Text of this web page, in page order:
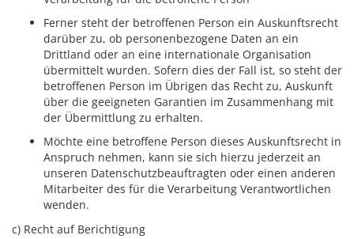
Ferner steht der betroffenen Person ein Auskunftsrecht
darüber zu, ob personenbezogene Daten an ein
Drittland oder an eine internationale Organisation
übermittelt wurden. Sofern dies der Fall ist, so steht der
betroffenen Person im Übrigen das Recht zu, Auskunft
über die geeigneten Garantien im Zusammenhang mit
der Übermittlung zu erhalten.
Möchte eine betroffene Person dieses Auskunftsrecht in
Anspruch nehmen, kann sie sich hierzu jederzeit an
unseren Datenschutzbeauftragten oder einen anderen
Mitarbeiter des für die Verarbeitung Verantwortlichen
wenden.
c) Recht auf Berichtigung